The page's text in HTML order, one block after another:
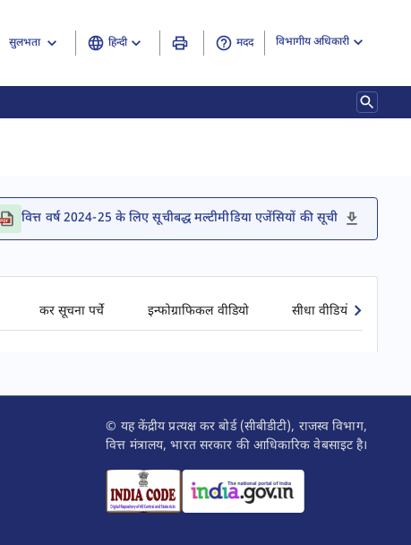
सुलभता हिन्दी मदद विभागीय अधिकारी
वित्त वर्ष 2024-25 के लिए सूचीबद्ध मल्टीमीडिया एजेंसियों की सूची
कर सूचना पर्चे इन्फोग्राफिकल वीडियो सीधा वीडियो प्रसारण
© यह केंद्रीय प्रत्यक्ष कर बोर्ड (सीबीडीटी), राजस्व विभाग,
वित्त मंत्रालय, भारत सरकार की आधिकारिक वेबसाइट है।